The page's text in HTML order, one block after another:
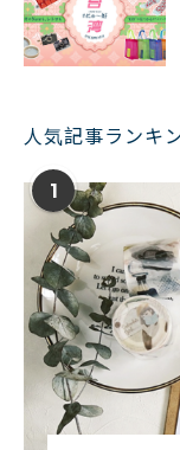
人気記事ランキ
1